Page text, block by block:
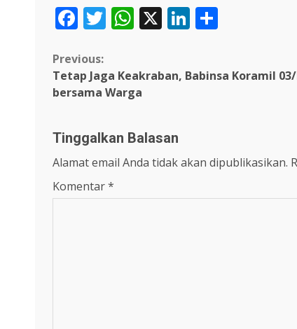
Facebook
Twitter
WhatsApp
X LinkedIn
Continue
Reading
Previous:
Tetap Jaga Keakraban, Babinsa Koramil
bersama Warga
Tinggalkan Balasan
Alamat email Anda tidak akan dipublikasikan.
Komentar*